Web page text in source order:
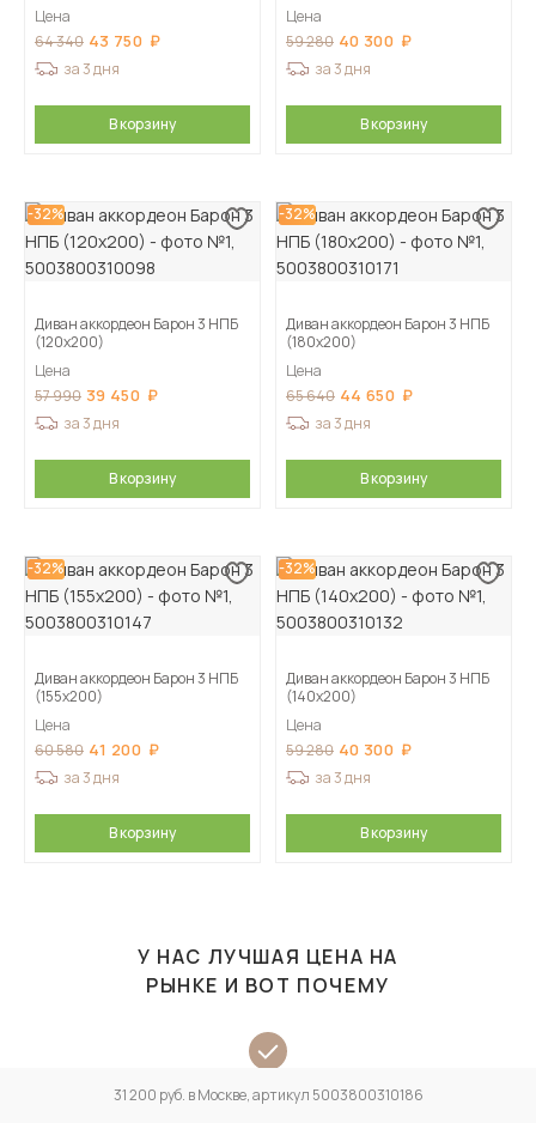
31 200 руб. в Москве, артикул 5003800310186
Цена
64 340 43 750
за 3 дня
В корзину
Цена
59 280 40 300
за 3 дня
В корзину
-32%
Диван аккордеон Барон 3 НПБ
(120х200)
Цена
57 990 39 450
за 3 дня
В корзину
-32%
Диван аккордеон Барон 3 НПБ
(180х200)
Цена
65 640 44 650
за 3 дня
В корзину
-32%
Диван аккордеон Барон 3 НПБ
(155х200)
Цена
60 580 41 200
за 3 дня
В корзину
-32%
Диван аккордеон Барон 3 НПБ
(140х200)
Цена
59 280 40 300
за 3 дня
В корзину
У НАС ЛУЧШАЯ ЦЕНА НА
РЫНКЕ И ВОТ ПОЧЕМУ
У нас нет гипермаркетов: мы не содержим армию продавцов и